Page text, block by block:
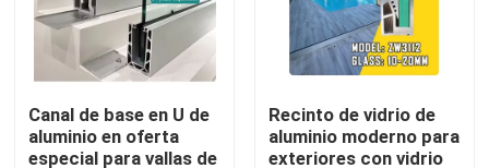
Visita a la fábrica
Control de Calidad
Canal de base en U de
aluminio en oferta
especial para vallas de
Recinto de vidrio de
aluminio moderno para
exteriores con vidrio